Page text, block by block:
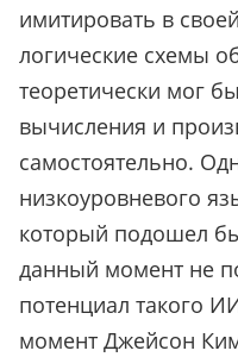
имитировать в
логические схемы
теоретически мог
вычисления и
самостоятельно.
низкоуровневого
который подошел
данный момент не
потенциал такого
момент Джейсон